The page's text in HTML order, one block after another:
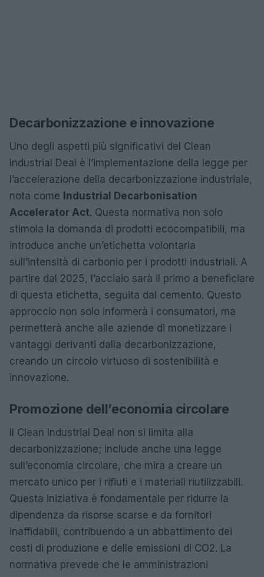
Decarbonizzazione e innovazione
Uno degli aspetti più significativi del Clean
Industrial Deal è l’implementazione della legge per
l’accelerazione della decarbonizzazione industriale,
nota come Industrial Decarbonisation
Accelerator Act. Questa normativa non solo
stimola la domanda di prodotti ecocompatibili, ma
introduce anche un’etichetta volontaria
sull’intensità di carbonio per i prodotti industriali. A
partire dal 2025, l’acciaio sarà il primo a beneficiare
di questa etichetta, seguita dal cemento. Questo
approccio non solo informerà i consumatori, ma
permetterà anche alle aziende di monetizzare i
vantaggi derivanti dalla decarbonizzazione,
creando un circolo virtuoso di sostenibilità e
innovazione.
Promozione dell’economia circolare
Il Clean Industrial Deal non si limita alla
decarbonizzazione; include anche una legge
sull’economia circolare, che mira a creare un
mercato unico per i rifiuti e i materiali riutilizzabili.
Questa iniziativa è fondamentale per ridurre la
dipendenza da risorse scarse e da fornitori
inaffidabili, contribuendo a un abbattimento dei
costi di produzione e delle emissioni di CO2. La
normativa prevede che le amministrazioni